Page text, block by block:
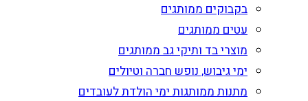
בקבוקים ממותגים
עטים ממותגים
מוצרי בד ותיקי גב ממותגים
ימי גיבוש, נופש חברה וטיולים
מתנות ממותגות ימי הולדת לעובדים